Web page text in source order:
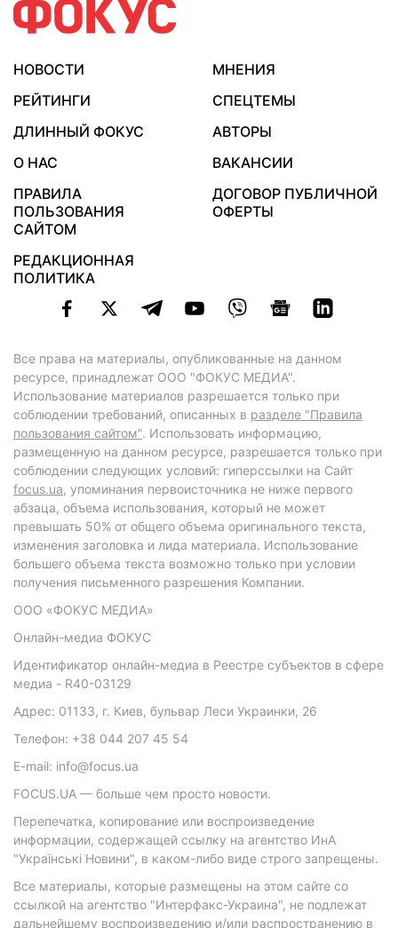
НОВОСТИ
МНЕНИЯ
РЕЙТИНГИ
СПЕЦТЕМЫ
ДЛИННЫЙ ФОКУС
АВТОРЫ
О НАС
ВАКАНСИИ
ПРАВИЛА
ПОЛЬЗОВАНИЯ
САЙТОМ
ДОГОВОР ПУБЛИЧНОЙ
ОФЕРТЫ
РЕДАКЦИОННАЯ
ПОЛИТИКА
Все права на материалы, опубликованные на данном
ресурсе, принадлежат ООО "ФОКУС МЕДИА".
Использование материалов разрешается только при
соблюдении требований, описанных в разделе "Правила
пользования сайтом". Использовать информацию,
размещенную на данном ресурсе, разрешается только при
соблюдении следующих условий: гиперссылки на Сайт
focus.ua, упоминания первоисточника не ниже первого
абзаца, объема использования, который не может
превышать 50% от общего объема оригинального текста,
изменения заголовка и лида материала. Использование
большего объема текста возможно только при условии
получения письменного разрешения Компании.
ООО «ФОКУС МЕДИА»
Онлайн-медиа ФОКУС
Идентификатор онлайн-медиа в Реестре субъектов в сфере
медиа - R40-03129
Адрес: 01133, г. Киев, бульвар Леси Украинки, 26
Телефон: +38 044 207 45 54
E-mail: info@focus.ua
FOCUS.UA — больше чем просто новости.
Перепечатка, копирование или воспроизведение
информации, содержащей ссылку на агентство ИнА
"Українські Новини", в каком-либо виде строго запрещены.
Все материалы, которые размещены на этом сайте со
ссылкой на агентство "Интерфакс-Украина", не подлежат
дальнейшему воспроизведению и/или распространению в